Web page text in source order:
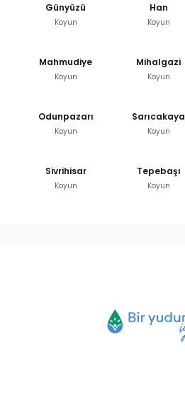
Günyüzü
Koyun
Han
Koyun
Mahmudiye
Koyun
Mihalgazi
Koyun
Odunpazarı
Koyun
Sarıcakaya
Koyun
Sivrihisar
Koyun
Tepebaşı
Koyun